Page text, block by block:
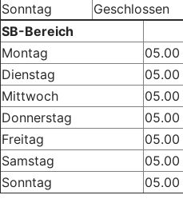
Sonntag
Geschlossen
SB-Bereich
Montag
Dienstag
Mittwoch
Donnerstag
Freitag
Samstag
Sonntag